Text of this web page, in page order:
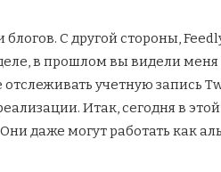
С другой стороны,
в прошлом вы видели меня
учетную запись
Итак, сегодня в этой
даже могут работать как